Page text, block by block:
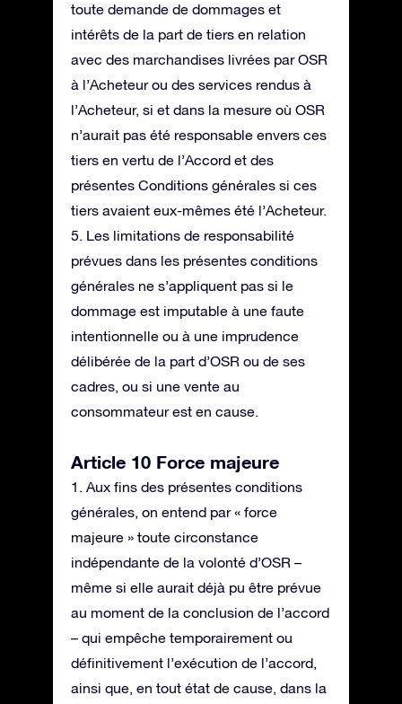
toute demande de dommages et
intérêts de la part de tiers en relation
avec des marchandises livrées par OSR
à l’Acheteur ou des services rendus à
l’Acheteur, si et dans la mesure où OSR
n’aurait pas été responsable envers ces
tiers en vertu de l’Accord et des
présentes Conditions générales si ces
tiers avaient eux-mêmes été l’Acheteur.
5. Les limitations de responsabilité
prévues dans les présentes conditions
générales ne s’appliquent pas si le
dommage est imputable à une faute
intentionnelle ou à une imprudence
délibérée de la part d’OSR ou de ses
cadres, ou si une vente au
consommateur est en cause.
Article 10 Force majeure
1. Aux fins des présentes conditions
générales, on entend par « force
majeure » toute circonstance
indépendante de la volonté d’OSR –
même si elle aurait déjà pu être prévue
au moment de la conclusion de l’accord
– qui empêche temporairement ou
définitivement l’exécution de l’accord,
ainsi que, en tout état de cause, dans la